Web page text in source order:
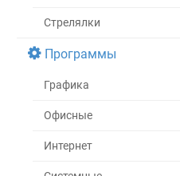
Стрелялки
Программы
Графика
Офисные
Интернет